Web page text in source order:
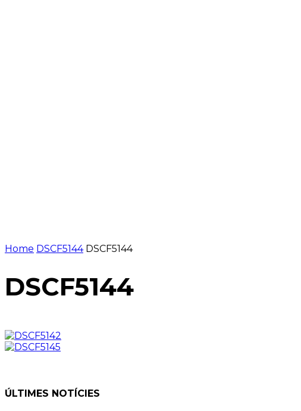
Home DSCF5144 DSCF5144
DSCF5144
ÚLTIMES NOTÍCIES